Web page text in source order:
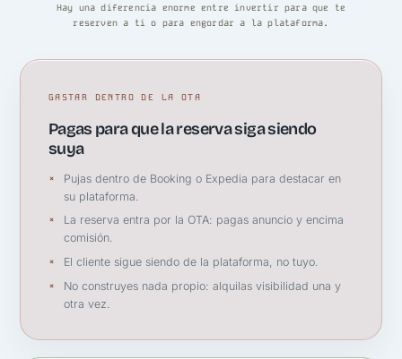
Hay una diferencia enorme entre invertir para que te
reserven a ti o para engordar a la plataforma.
GASTAR DENTRO DE LA OTA
Pagas para que la reserva siga siendo
suya
Pujas dentro de Booking o Expedia para destacar en
su plataforma.
La reserva entra por la OTA: pagas anuncio y encima
comisión.
El cliente sigue siendo de la plataforma, no tuyo.
No construyes nada propio: alquilas visibilidad una y
otra vez.